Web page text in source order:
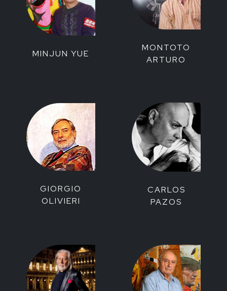
MINJUN YUE
MONTOTO
ARTURO
GIORGIO
OLIVIERI
CARLOS
PAZOS